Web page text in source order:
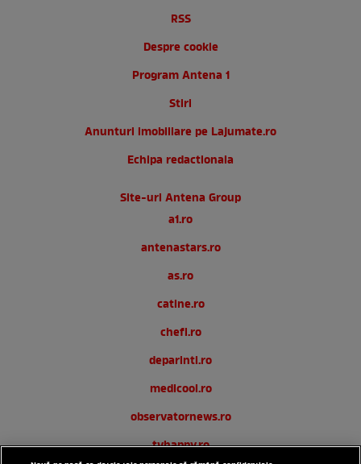
RSS
Despre cookie
Program Antena 1
Stiri
Anunturi imobiliare pe Lajumate.ro
Echipa redactionala
Site-uri Antena Group
a1.ro
antenastars.ro
as.ro
catine.ro
chefi.ro
deparinti.ro
medicool.ro
observatornews.ro
tvhappy.ro